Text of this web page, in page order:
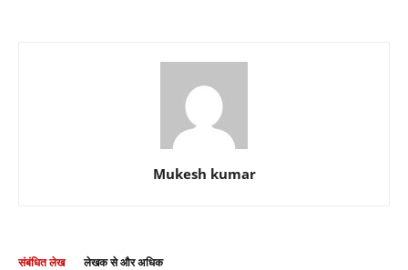
Mukesh kumar
संबंधित लेख लेखक से और अधिक